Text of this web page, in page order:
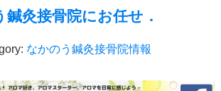
灸接骨院にお任せ．
なかのう鍼灸接骨院情報